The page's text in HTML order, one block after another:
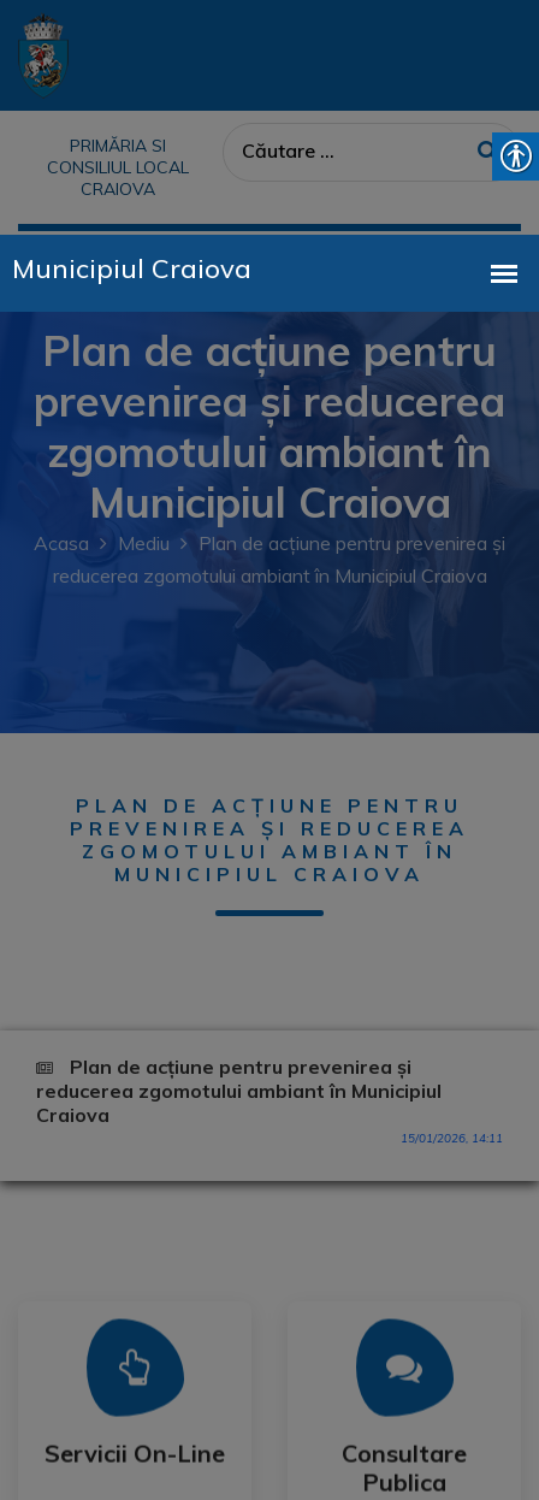
PRIMĂRIA SI
CONSILIUL LOCAL
CRAIOVA
Plan de acțiune pentru
prevenirea și reducerea
zgomotului ambiant în
Municipiul Craiova
Acasa Mediu
Plan de acțiune pentru prevenirea și
reducerea zgomotului ambiant în Municipiul Craiova
PLAN DE ACȚIUNE PENTRU
PREVENIREA ȘI REDUCEREA
ZGOMOTULUI AMBIANT ÎN
MUNICIPIUL CRAIOVA
Plan de acțiune pentru prevenirea și
reducerea zgomotului ambiant în Municipiul
Craiova
15/01/2026, 14:11
Servicii On-Line
Servicii On-Line
Mai Mult
Consultare
Publica
Consultare
Publica
Mai Mult